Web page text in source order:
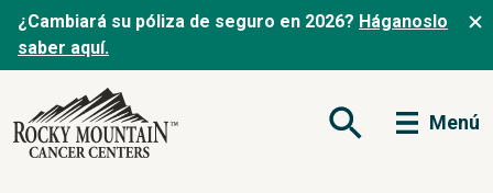
¿Cambiará su póliza de seguro en 2026? Háganoslo
saber aquí.
Abrir formulario de
Menú